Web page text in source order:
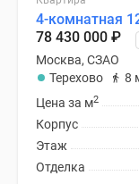
4-комнатная
78 430 000 ₽
Москва, СЗАО
Терехово
8
Цена за м2
Корпус
Этаж
Отделка